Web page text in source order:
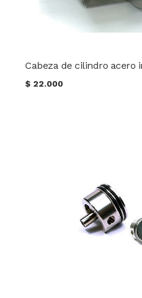
$ 22.000